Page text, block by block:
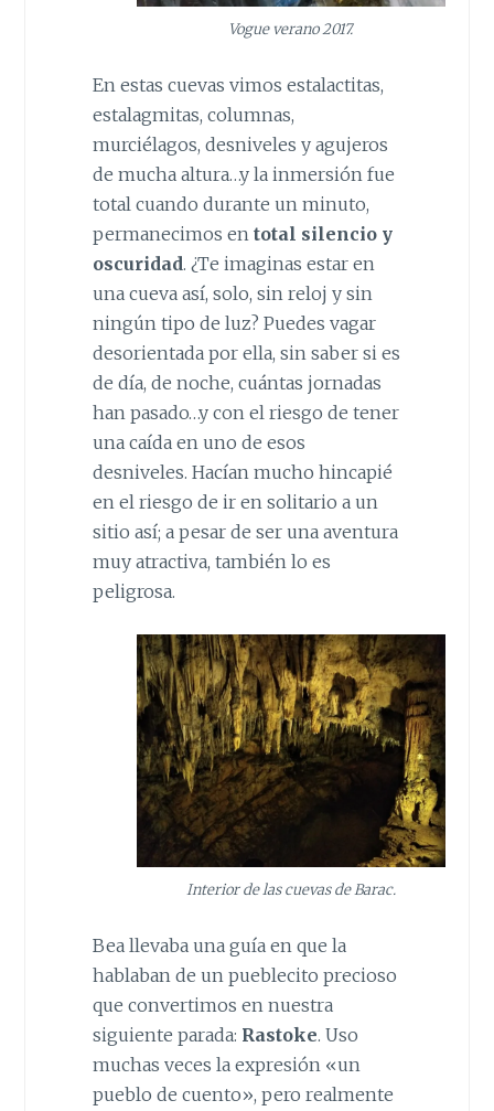
Vogue verano 2017.
En estas cuevas vimos estalactitas,
estalagmitas, columnas,
murciélagos, desniveles y agujeros
de mucha altura…y la inmersión fue
total cuando durante un minuto,
permanecimos en total silencio y
oscuridad. ¿Te imaginas estar en
una cueva así, solo, sin reloj y sin
ningún tipo de luz? Puedes vagar
desorientada por ella, sin saber si es
de día, de noche, cuántas jornadas
han pasado…y con el riesgo de tener
una caída en uno de esos
desniveles. Hacían mucho hincapié
en el riesgo de ir en solitario a un
sitio así; a pesar de ser una aventura
muy atractiva, también lo es
peligrosa.
Interior de las cuevas de Barac.
Bea llevaba una guía en que la
hablaban de un pueblecito precioso
que convertimos en nuestra
siguiente parada: Rastoke. Uso
muchas veces la expresión «un
pueblo de cuento», pero realmente